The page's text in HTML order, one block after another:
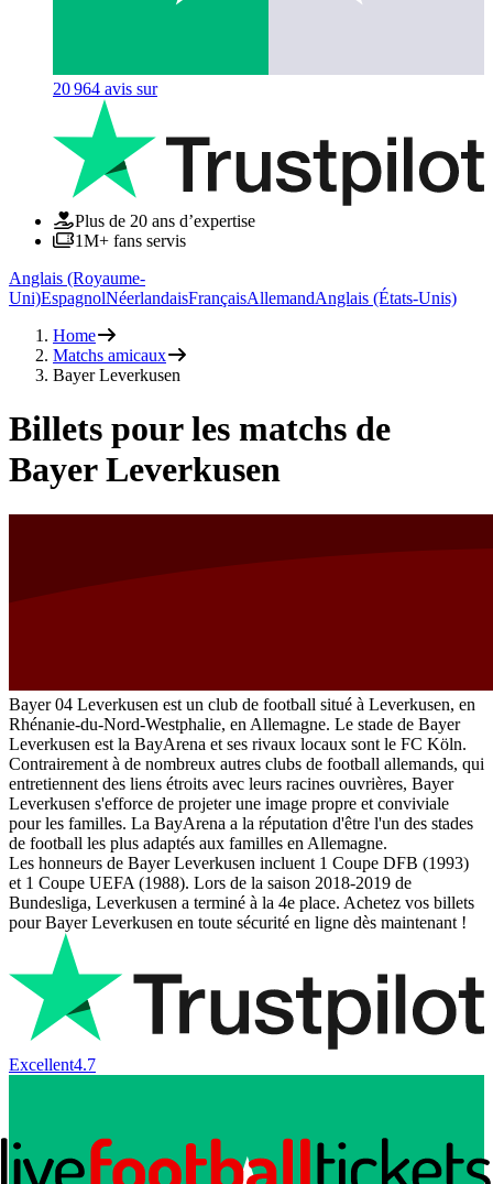
20 964 avis sur
Plus de 20 ans d’expertise
1M+ fans servis
Anglais (Royaume-
Uni)EspagnolNéerlandaisFrançaisAllemandAnglais (États-Unis)
Home
Matchs amicaux
Bayer Leverkusen
Billets pour les matchs de
Bayer Leverkusen
Bayer 04 Leverkusen est un club de football situé à Leverkusen, en
Rhénanie-du-Nord-Westphalie, en Allemagne. Le stade de Bayer
Leverkusen est la BayArena et ses rivaux locaux sont le FC Köln.
Contrairement à de nombreux autres clubs de football allemands, qui
entretiennent des liens étroits avec leurs racines ouvrières, Bayer
Leverkusen s'efforce de projeter une image propre et conviviale
pour les familles. La BayArena a la réputation d'être l'un des stades
de football les plus adaptés aux familles en Allemagne.
Les honneurs de Bayer Leverkusen incluent 1 Coupe DFB (1993)
et 1 Coupe UEFA (1988). Lors de la saison 2018-2019 de
Bundesliga, Leverkusen a terminé à la 4e place. Achetez vos billets
pour Bayer Leverkusen en toute sécurité en ligne dès maintenant !
Excellent4.7